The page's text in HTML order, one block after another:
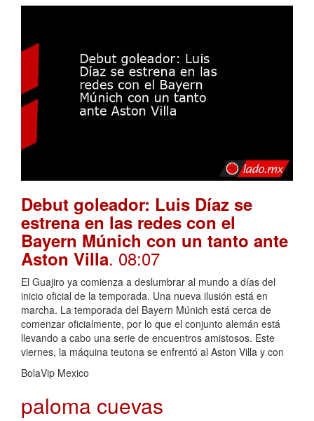
Debut goleador: Luis Díaz se
estrena en las redes con el
Bayern Múnich con un tanto ante
Aston Villa. 08:07
El Guajiro ya comienza a deslumbrar al mundo a días del
inicio oficial de la temporada. Una nueva ilusión está en
marcha. La temporada del Bayern Múnich está cerca de
comenzar oficialmente, por lo que el conjunto alemán está
llevando a cabo una serie de encuentros amistosos. Este
viernes, la máquina teutona se enfrentó al Aston Villa y con
BolaVip Mexico
paloma cuevas